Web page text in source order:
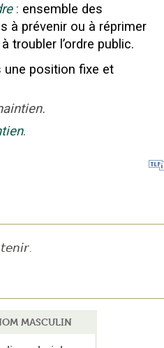
: ensemble des
à prévenir ou à réprimer
troubler l’ordre public.
une position fixe et
.
.
MASCULIN